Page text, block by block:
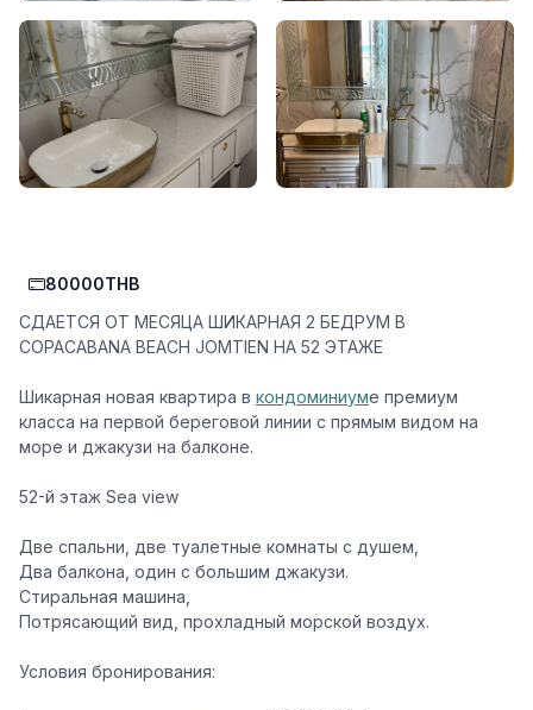
80000THB
СДАЕТСЯ ОТ МЕСЯЦА ШИКАРНАЯ 2 БЕДРУМ В
COPACABANA BEACH JOMTIEN НА 52 ЭТАЖЕ️
Шикарная новая квартира в кондоминиуме премиум
класса на первой береговой линии с прямым видом на
море и джакузи на балконе.
52-й этаж Sea view
Две спальни, две туалетные комнаты с душем,
Два балкона, один с большим джакузи.
Стиральная машина,
Потрясающий вид, прохладный морской воздух.
Условия бронирования: